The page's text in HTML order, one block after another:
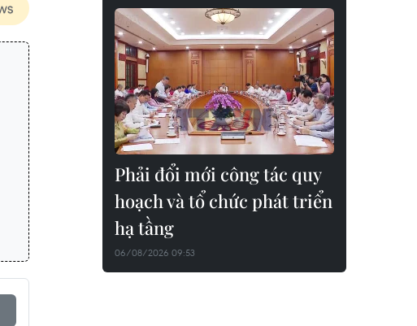
Phải đổi mới công tác quy
hoạch và tổ chức phát triển
hạ tầng
06/08/2026 09:53